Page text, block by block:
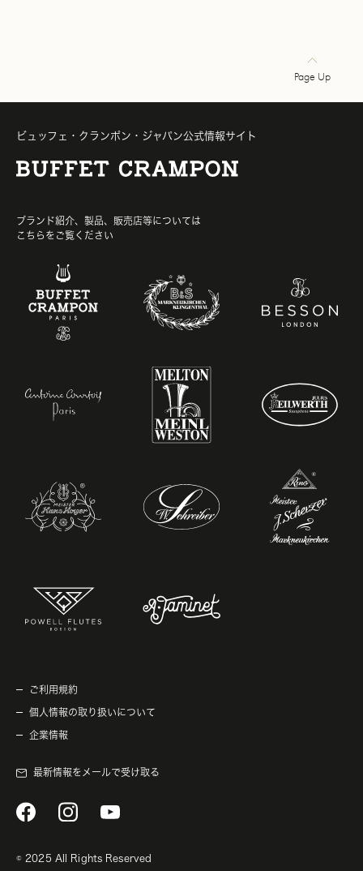
Page Up
ビュッフェ・クランポン・ジャパン公式情報サイト
ブランド紹介、製品、販売店等については
こちらをご覧ください
ご利用規約
個人情報の取り扱いについて
企業情報
最新情報をメールで受け取る
© 2025 All Rights Reserved